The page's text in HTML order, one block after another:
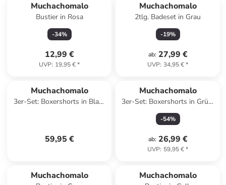
Muchachomalo
Bustier in Rosa
-34%
12,99 €
UVP: 19,95 €*
Muchachomalo
2tlg. Badeset in Grau
-19%
ab: 27,99 €
UVP: 34,95 €*
Muchachomalo
3er-Set: Boxershorts in Blau/
59,95 €
Muchachomalo
3er-Set: Boxershorts in Grün/
Bunt/ Schwarz
-54%
ab: 26,99 €
UVP: 59,95 €*
Muchachomalo Muchachomalo